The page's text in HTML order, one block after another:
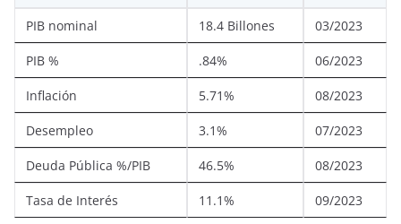
PIB nominal 18.4 Billones 03/2023
PIB % .84% 06/2023
Inflación 5.71% 08/2023
Desempleo 3.1% 07/2023
Deuda Pública %/PIB 46.5% 08/2023
Tasa de Interés 11.1% 09/2023